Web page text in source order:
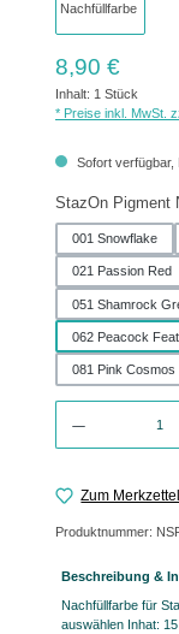
Regulärer Preis:
8,90 €
Inhalt: 1 Stück
* Preise inkl. MwSt.
Sofort verfügbar,
StazOn Pigment
001 Snowflake
021 Passion Red
051 Shamrock
062 Peacock
081 Pink Cosmos
Zum
Produktnummer:
Beschreibung &
Nachfüllfarbe für
auswählen Inhat: